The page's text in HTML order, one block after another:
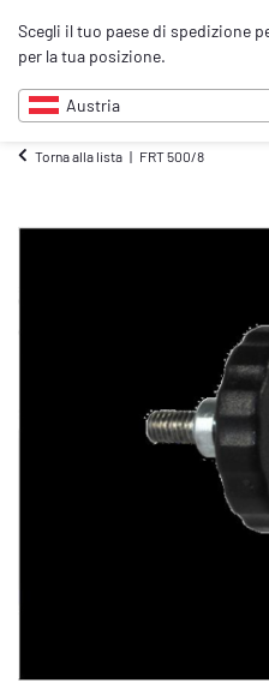
Scegli il tuo paese di spedizione
per la tua posizione.
Austria
Torna alla lista FRT 500/8